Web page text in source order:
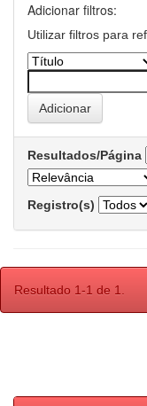
Adicionar filtros:
Utilizar filtros para
Resultados/Página
Registro(s)
Resultado 1-1 de 1.